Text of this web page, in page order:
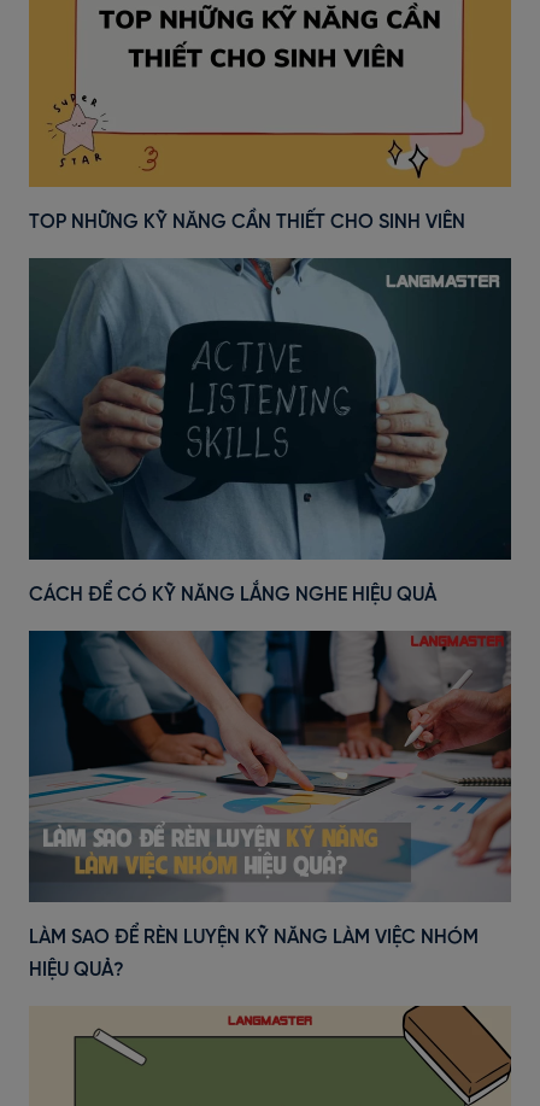
TOP NHỮNG KỸ NĂNG CẦN THIẾT CHO SINH VIÊN
CÁCH ĐỂ CÓ KỸ NĂNG LẮNG NGHE HIỆU QUẢ
LÀM SAO ĐỂ RÈN LUYỆN KỸ NĂNG LÀM VIỆC NHÓM
HIỆU QUẢ?